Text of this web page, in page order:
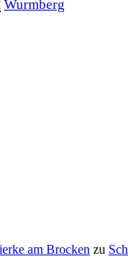
Wurmberg
am Brocken zu